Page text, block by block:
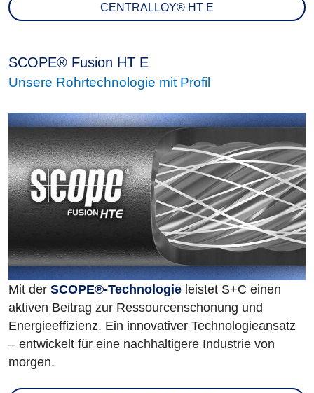
CENTRALLOY® HT E
SCOPE® Fusion HT E
Unsere Rohrtechnologie mit Profil
Mit der SCOPE®-Technologie leistet S+C einen
aktiven Beitrag zur Ressourcenschonung und
Energieeffizienz. Ein innovativer Technologieansatz
– entwickelt für eine nachhaltigere Industrie von
morgen.